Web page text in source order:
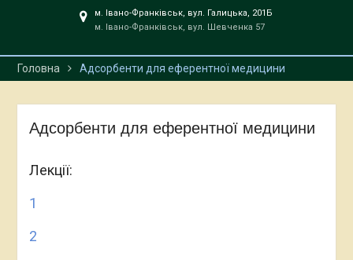
м. Івано-Франківськ, вул. Галицька, 201Б
м. Івано-Франківськ, вул. Шевченка 57
Головна Адсорбенти для еферентної медицини
Адсорбенти для еферентної медицини
Лекції:
1
2